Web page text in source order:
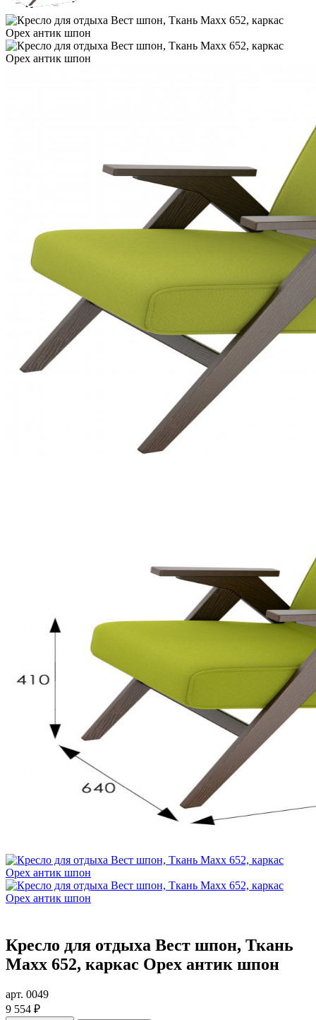
Кресло для отдыха Вест шпон, Ткань
Махх 652, каркас Орех антик шпон
арт. 0049
9 554 ₽